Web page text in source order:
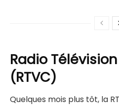
Radio
(RTVC)
Quelques mois plus tôt, la